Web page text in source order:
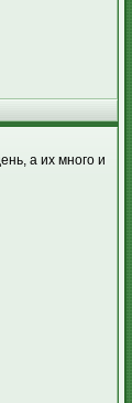
а их много и